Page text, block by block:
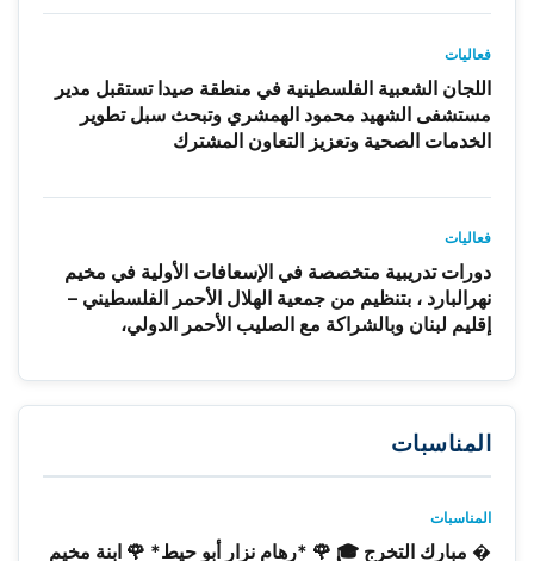
فعاليات
اللجان الشعبية الفلسطينية في منطقة صيدا تستقبل مدير
مستشفى الشهيد محمود الهمشري وتبحث سبل تطوير
الخدمات الصحية وتعزيز التعاون المشترك
فعاليات
دورات تدريبية متخصصة في الإسعافات الأولية في مخيم
نهرالبارد ، بتنظيم من جمعية الهلال الأحمر الفلسطيني –
إقليم لبنان وبالشراكة مع الصليب الأحمر الدولي،
المناسبات
المناسبات
� مبارك التخرج 🎓 🌹 *رهام نزار أبو حيط* 🌹 ابنة مخيم